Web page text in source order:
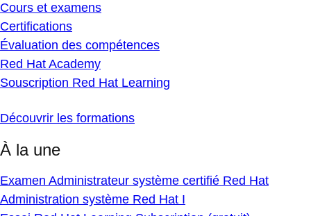
Cours et examens
Certifications
Évaluation des compétences
Red Hat Academy
Souscription Red Hat Learning
Découvrir les formations
À la une
Examen Administrateur système certifié Red Hat
Administration système Red Hat I